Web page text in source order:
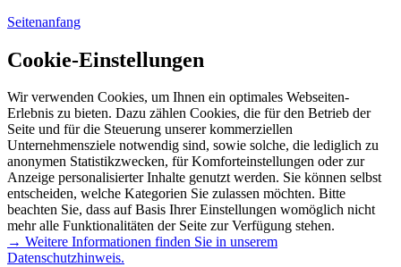
Seitenanfang
Cookie-Einstellungen
Wir verwenden Cookies, um Ihnen ein optimales Webseiten-
Erlebnis zu bieten. Dazu zählen Cookies, die für den Betrieb der
Seite und für die Steuerung unserer kommerziellen
Unternehmensziele notwendig sind, sowie solche, die lediglich zu
anonymen Statistikzwecken, für Komforteinstellungen oder zur
Anzeige personalisierter Inhalte genutzt werden. Sie können selbst
entscheiden, welche Kategorien Sie zulassen möchten. Bitte
beachten Sie, dass auf Basis Ihrer Einstellungen womöglich nicht
mehr alle Funktionalitäten der Seite zur Verfügung stehen.
→ Weitere Informationen finden Sie in unserem
Datenschutzhinweis.